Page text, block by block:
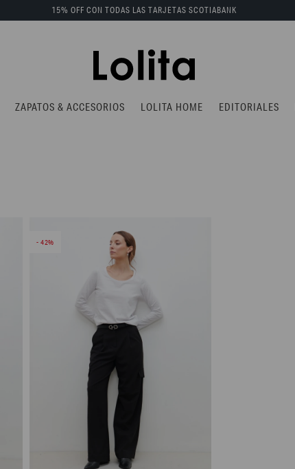
ZAPATOS & ACCESORIOS LOLITA HOME EDITORIALES
15% OFF CON TODAS LAS TARJETAS SCOTIABANK
42